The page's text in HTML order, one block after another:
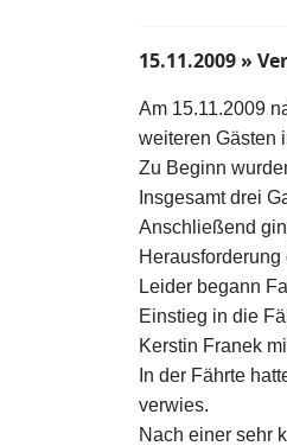
15.11.2009 »
Am 15.11.2009
weiteren Gästen
Zu Beginn
Insgesamt drei
Anschließend
Leider begann
Einstieg in die
Kerstin Franek
In der Fährte
verwies.
Nach einer sehr